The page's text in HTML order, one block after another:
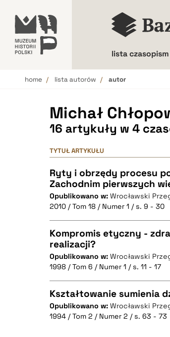
lista czasopism
home lista autorów autor
Michał
16 artykuły w 4
TYTUŁ ARTYKUŁU
Ryty i obrzędy procesu
Zachodnim pierwszych
Opublikowano w: Wrocławski
2010 / Tom 18 / Numer 1 / s. 9 - 30
CZYSTY TEKST
BIBTEX
Kompromis etyczny -
realizacji?
Opublikowano w: Wrocławski
1998 / Tom 6 / Numer 1 / s. 11 - 17
CZYSTY TEKST
Kształtowanie sumienia
Opublikowano w: Wrocławski
1994 / Tom 2 / Numer 2 / s. 63 - 73